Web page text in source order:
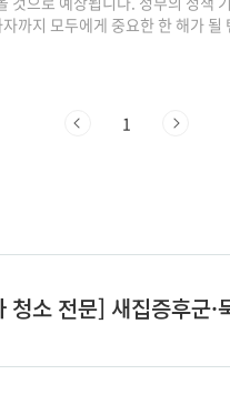
까지 모두에게 중요한 한 해가 될
터 능력자가 제시하는 인사이트
정책 변화** 중 하나는 바로 **다
1